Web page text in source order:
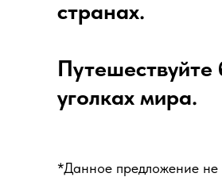
странах.
Путешествуйте
уголках мира.
*Данное предложение не